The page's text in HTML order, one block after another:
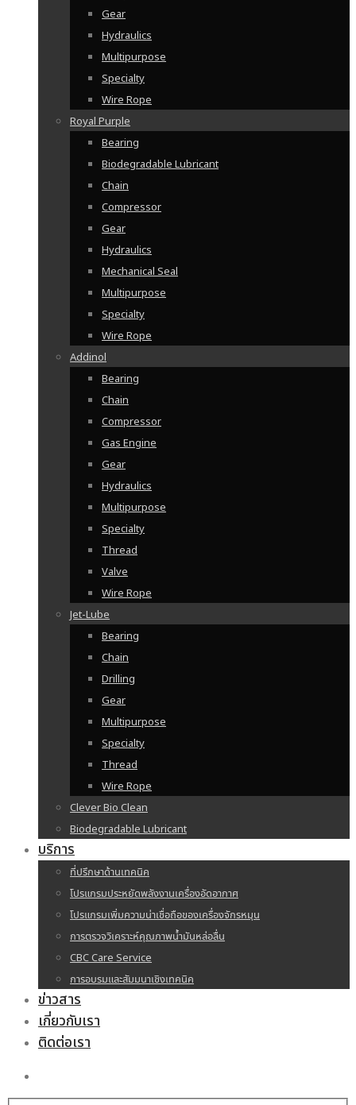
Gear
Hydraulics
Multipurpose
Specialty
Wire Rope
Royal Purple
Bearing
Biodegradable Lubricant
Chain
Compressor
Gear
Hydraulics
Mechanical Seal
Multipurpose
Specialty
Wire Rope
Addinol
Bearing
Chain
Compressor
Gas Engine
Gear
Hydraulics
Multipurpose
Specialty
Thread
Valve
Wire Rope
Jet-Lube
Bearing
Chain
Drilling
Gear
Multipurpose
Specialty
Thread
Wire Rope
Clever Bio Clean
Biodegradable Lubricant
บริการ
ที่ปรึกษาด้านเทคนิค
โปรแกรมประหยัดพลังงานเครื่องอัดอากาศ
โปรแกรมเพิ่มความน่าเชื่อถือของเครื่องจักรหมุน
การตรวจวิเคราะห์คุณภาพน้ำมันหล่อลื่น
CBC Care Service
การอบรมและสัมมนาเชิงเทคนิค
ข่าวสาร
เกี่ยวกับเรา
ติดต่อเรา